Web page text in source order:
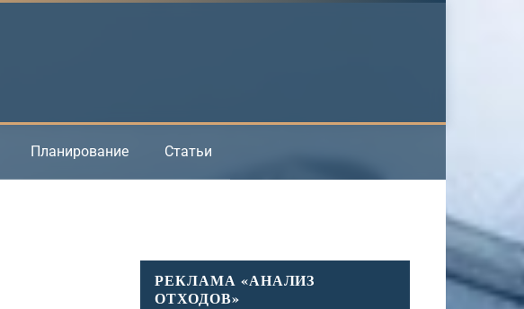
Планирование Статьи
РЕКЛАМА «АНАЛИЗ
ОТХОДОВ»